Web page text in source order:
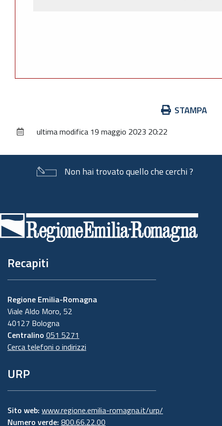
documento
STAMPA
ultima modifica 19 maggio 2023 20:22
Non hai trovato quello che cerchi ?
di
pagina
Recapiti
Regione Emilia-Romagna
Viale Aldo Moro, 52
40127 Bologna
Centralino 051 5271
Cerca telefoni o indirizzi
URP
Sito web: www.regione.emilia-romagna.it/urp/
Numero verde: 800.66.22.00